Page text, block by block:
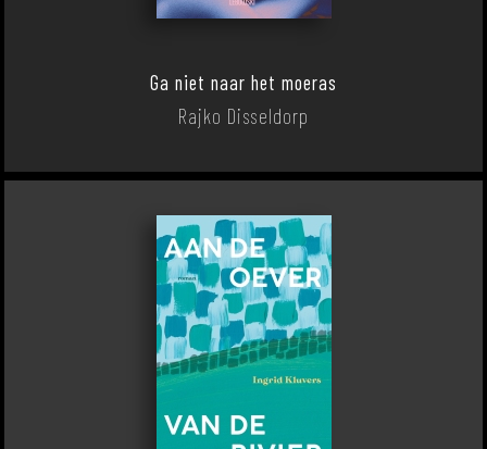
Ga niet naar het moeras
Rajko Disseldorp